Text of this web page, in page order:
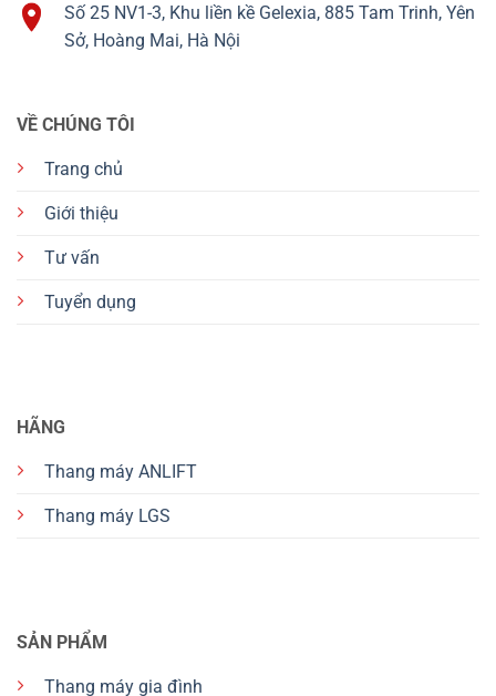
Số 25 NV1-3, Khu liền kề Gelexia, 885 Tam Trinh, Yên
Sở, Hoàng Mai, Hà Nội
VỀ CHÚNG TÔI
Trang chủ
Giới thiệu
Tư vấn
Tuyển dụng
HÃNG
Thang máy ANLIFT
Thang máy LGS
SẢN PHẨM
Thang máy gia đình